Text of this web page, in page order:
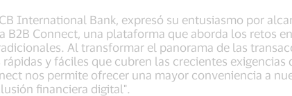
International Bank, expresó su entusiasmo por
B2B Connect, una plataforma que aborda los retos
Al transformar el panorama de las
y fáciles que cubren las crecientes exigencias
nos permite ofrecer una mayor conveniencia a
financiera digital".